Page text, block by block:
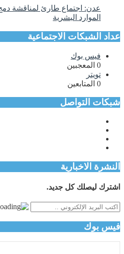
عدن: اجتماع طارئ لمناقشة دمج
الموارد البشرية
عداد الشبكات الاجتماعية
فيس بوك
0 المعجبين
تويتر
0 المتابعين
شبكات التواصل
النشرة الاخبارية
اشترك ليصلك كل جديد.
فيس بوك